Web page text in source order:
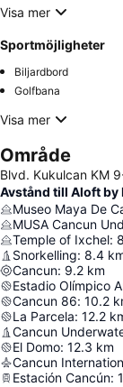
Visa mer
Sportmöjligheter
Biljardbord
Golfbana
Visa mer
Område
Blvd. Kukulcan KM
Avstånd till Aloft
Museo Maya De
MUSA Cancun
Temple of Ixchel:
Snorkelling: 8.4
Cancun: 9.2 km
Estadio Olímpico
Cancun 86: 10.2
La Parcela: 12.2
Cancun
El Domo: 12.3 km
Cancun
Estación Cancún: